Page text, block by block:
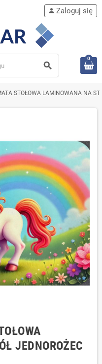
search
person Zaloguj się
0
STOŁOWA LAMINOWANA NA
JEDNOROŻEC